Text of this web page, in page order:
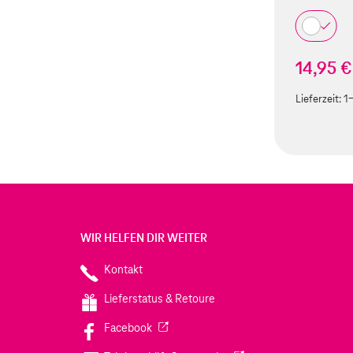
14,95 €
Lieferzeit:
WIR HELFEN DIR WEITER
Kontakt
Lieferstatus & Retoure
Facebook(Wird in einem neuen Tab geöffnet)